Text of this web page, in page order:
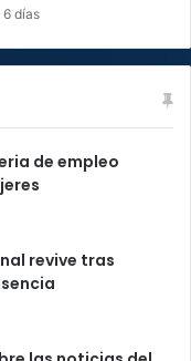
6 días
de empleo
revive tras